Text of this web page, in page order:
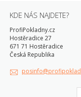
KDE NÁS NAJDETE?
ProfiPokladny.cz
Hostěradice 27
671 71 Hostěradice
Česká Republika